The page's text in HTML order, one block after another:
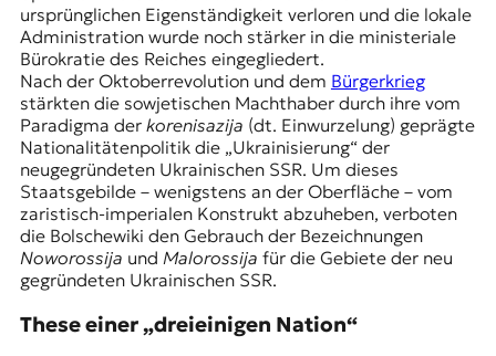
ursprünglichen Eigenständigkeit verloren und die lokale
Administration wurde noch stärker in die ministeriale
Bürokratie des Reiches eingegliedert.
Nach der Oktoberrevolution und dem Bürgerkrieg
stärkten die sowjetischen Machthaber durch ihre vom
Paradigma der korenisazija (dt. Einwurzelung) geprägte
Nationalitätenpolitik die „Ukrainisierung“ der
neugegründeten Ukrainischen SSR. Um dieses
Staatsgebilde – wenigstens an der Oberfläche – vom
zaristisch-imperialen Konstrukt abzuheben, verboten
die Bolschewiki den Gebrauch der Bezeichnungen
Noworossija und Malorossija für die Gebiete der neu
gegründeten Ukrainischen SSR.
These einer „dreieinigen Nation“